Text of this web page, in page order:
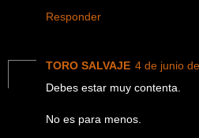
Responder
TORO SALVAJE 4 de junio
Debes estar muy contenta.
No es para menos.